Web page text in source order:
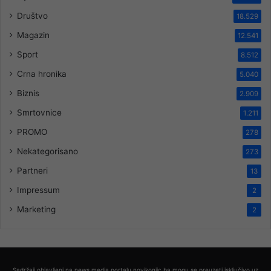
Društvo 18.529
Magazin 12.541
Sport 8.512
Crna hronika 5.040
Biznis 2.909
Smrtovnice 1.211
PROMO 278
Nekategorisano 273
Partneri 13
Impressum 2
Marketing 2
Sadržaji objavljeni na news media portalu novikonjic.ba mogu se preuzeti isključivo uz